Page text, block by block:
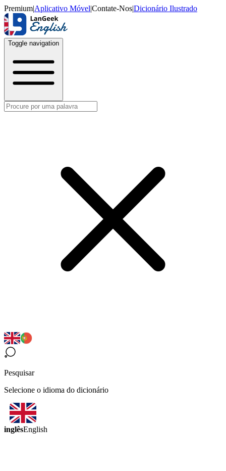
Premium|Aplicativo Móvel|Contate-Nos|Dicionário Ilustrado
Toggle navigation
Pesquisar
Selecione o idioma do dicionário
inglêsEnglish